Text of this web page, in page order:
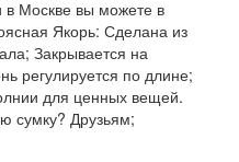
в Москве вы можете в
Якорь: Сделана из
Закрывается на
регулируется по длине;
для ценных вещей.
сумку? Друзьям;